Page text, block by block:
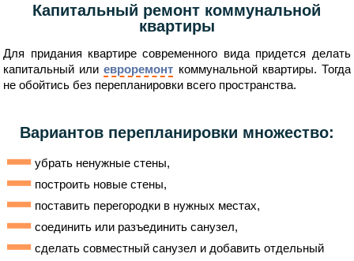
Капитальный ремонт коммунальной
квартиры
Для придания квартире современного вида придется делать
капитальный илиевроремонт коммунальной квартиры. Тогда
не обойтись без перепланировки всего пространства.
Вариантов перепланировки множество:
убрать ненужные стены,
построить новые стены,
поставить перегородки в нужных местах,
соединить или разъединить санузел,
сделать совместный санузел и добавить отдельный